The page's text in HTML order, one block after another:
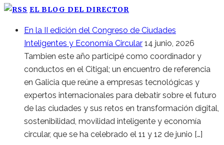
EL BLOG DEL DIRECTOR
En la II edición del Congreso de Ciudades
Inteligentes y Economía Circular 14 junio, 2026
Tambien este año participé como coordinador y
conductos en el Citigal; un encuentro de referencia
en Galicia que reúne a empresas tecnológicas y
expertos internacionales para debatir sobre el futuro
de las ciudades y sus retos en transformación digital,
sostenibilidad, movilidad inteligente y economía
circular, que se ha celebrado el 11 y 12 de junio […]